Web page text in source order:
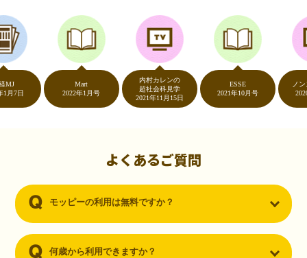
友達に勧められてモッピーをはじめました。空いた時間にスマホで買
い物をすることが多いのですが、モッピーを経由するだけでショップ
のポイントとモッピーのポイントが二重で貯まることを知り、ビック
リ…！いつものネットショッピングをモッピーを経由するだけでポイ
ントが貯まるなんて…もっと早く教えてほしかった～！貯まったポイ
ントはギフト券に交換して、プチ贅沢を楽しんでます♪
（30代・男性）
ーを知りました。クレジットカードを発行するだけでポイントが貯ま
るならと無料登録して、クレジットカードの発行やアプリダウンロー
2022年1月号
内村カレンの
超社会科見学
2021年11月15日
2021年10月号
ノンストッ
2020年5月
よくあるご質問
モッピーの利用は無料ですか？
何歳から利用できますか？